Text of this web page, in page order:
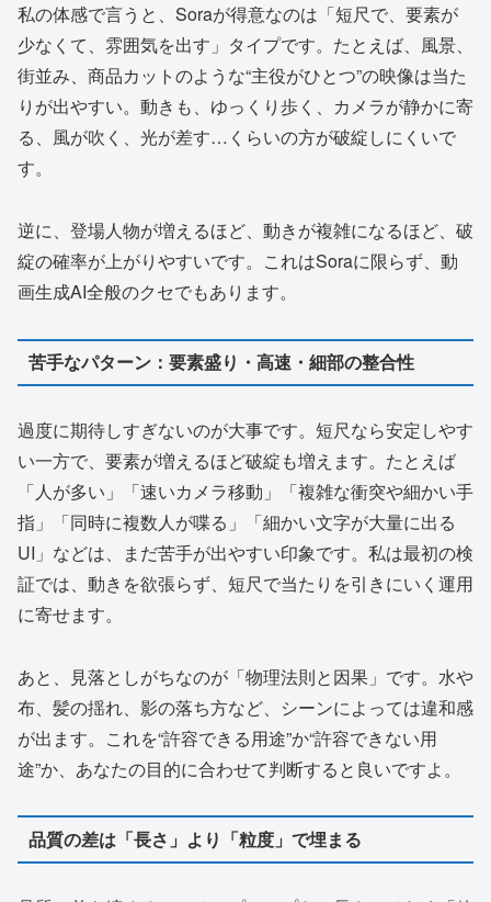
私の体感で言うと、Soraが得意なのは「短尺で、要素が
少なくて、雰囲気を出す」タイプです。たとえば、風景、
街並み、商品カットのような“主役がひとつ”の映像は当た
りが出やすい。動きも、ゆっくり歩く、カメラが静かに寄
る、風が吹く、光が差す…くらいの方が破綻しにくいで
す。
逆に、登場人物が増えるほど、動きが複雑になるほど、破
綻の確率が上がりやすいです。これはSoraに限らず、動
画生成AI全般のクセでもあります。
苦手なパターン：要素盛り・高速・細部の整合性
過度に期待しすぎないのが大事です。短尺なら安定しやす
い一方で、要素が増えるほど破綻も増えます。たとえば
「人が多い」「速いカメラ移動」「複雑な衝突や細かい手
指」「同時に複数人が喋る」「細かい文字が大量に出る
UI」などは、まだ苦手が出やすい印象です。私は最初の検
証では、動きを欲張らず、短尺で当たりを引きにいく運用
に寄せます。
あと、見落としがちなのが「物理法則と因果」です。水や
布、髪の揺れ、影の落ち方など、シーンによっては違和感
が出ます。これを“許容できる用途”か“許容できない用
途”か、あなたの目的に合わせて判断すると良いですよ。
品質の差は「長さ」より「粒度」で埋まる